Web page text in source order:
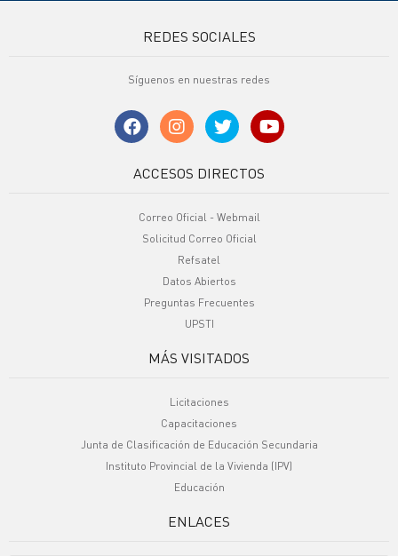
REDES SOCIALES
Síguenos en nuestras redes
ACCESOS DIRECTOS
Correo Oficial - Webmail
Solicitud Correo Oficial
Refsatel
Datos Abiertos
Preguntas Frecuentes
UPSTI
MÁS VISITADOS
Licitaciones
Capacitaciones
Junta de Clasificación de Educación Secundaria
Instituto Provincial de la Vivienda (IPV)
Educación
ENLACES